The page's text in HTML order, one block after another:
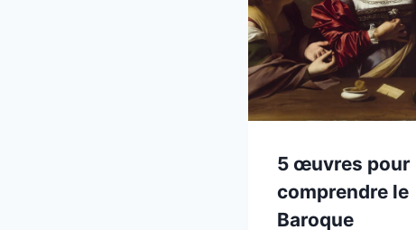
5 œuvres pour
comprendre le
Baroque